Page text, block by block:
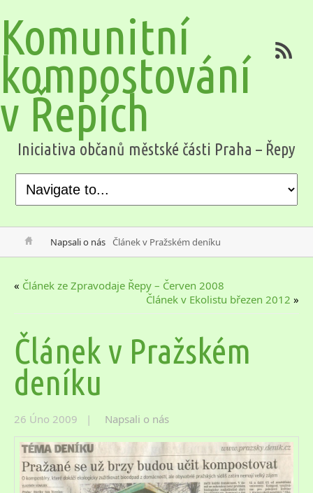
Komunitní
kompostování
v Řepích
Iniciativa občanů městské části Praha – Řepy
Napsali o nás Článek v Pražském deníku
« Článek ze Zpravodaje Řepy – Červen 2008
Článek v Ekolistu březen 2012 »
Článek v Pražském
deníku
26 Úno 2009 | Napsali o nás